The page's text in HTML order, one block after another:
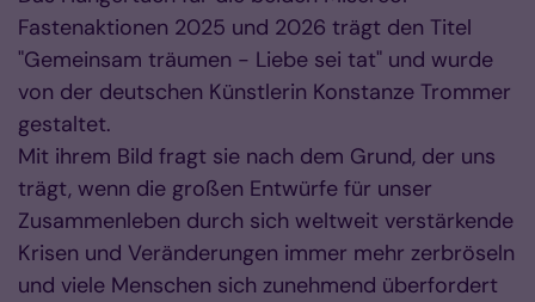
Fastenaktionen 2025 und 2026 trägt den Titel
"Gemeinsam träumen - Liebe sei tat" und wurde
von der deutschen Künstlerin Konstanze Trommer
gestaltet.
Mit ihrem Bild fragt sie nach dem Grund, der uns
trägt, wenn die großen Entwürfe für unser
Zusammenleben durch sich weltweit verstärkende
Krisen und Veränderungen immer mehr zerbröseln
und viele Menschen sich zunehmend überfordert